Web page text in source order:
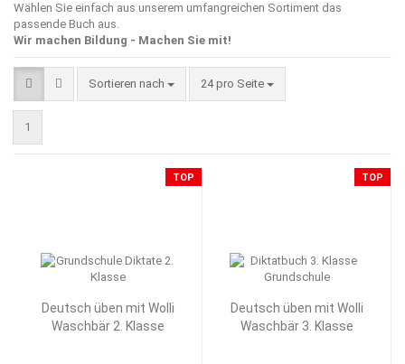
Wählen Sie einfach aus unserem umfangreichen Sortiment das
passende Buch aus.
Wir machen Bildung - Machen Sie mit!
Sortieren nach
Sortieren nach 24 pro Seite
pro Seite
1
TOP
Deutsch üben mit Wolli
Waschbär 2. Klasse
TOP
Deutsch üben mit Wolli
Waschbär 3. Klasse